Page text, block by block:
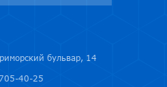
бульвар, 14
40-25